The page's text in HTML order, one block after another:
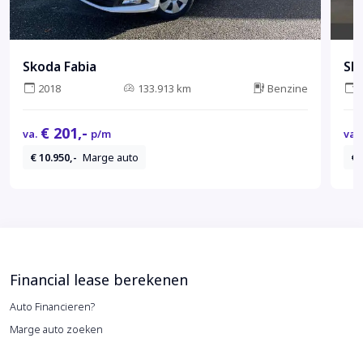
Skoda Fabia
2018 133.913 km Benzine
va. € 201,- p/m
€ 10.950,- Marge auto
va.
€
Financial lease berekenen
Auto Financieren?
Marge auto zoeken